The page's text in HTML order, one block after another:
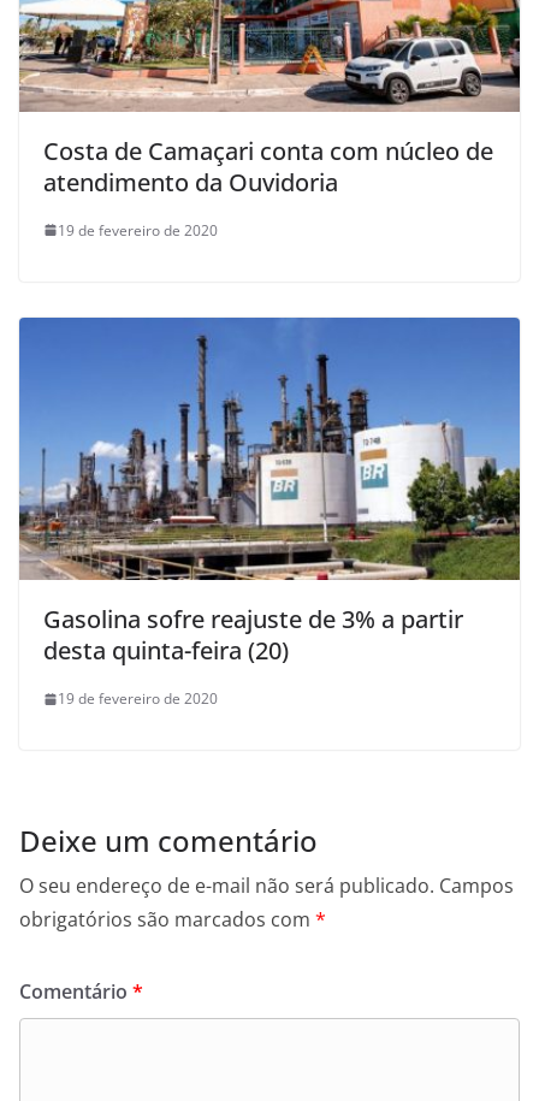
Costa de Camaçari conta com núcleo de
atendimento da Ouvidoria
19 de fevereiro de 2020
Gasolina sofre reajuste de 3% a partir
desta quinta-feira (20)
19 de fevereiro de 2020
Deixe um comentário
O seu endereço de e-mail não será publicado. Campos
obrigatórios são marcados com *
Comentário *